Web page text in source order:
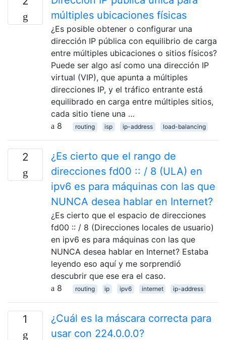
múltiples ubicaciones físicas
¿Es posible obtener o configurar una
dirección IP pública con equilibrio de carga
entre múltiples ubicaciones o sitios físicos?
Puede ser algo así como una dirección IP
virtual (VIP), que apunta a múltiples
direcciones IP, y el tráfico entrante está
equilibrado en carga entre múltiples sitios,
cada sitio tiene una …
8
routing isp ip-address load-balancing
2
¿Es cierto que el rango de
direcciones fd00 :: / 8 (ULA) en
ipv6 es para máquinas con las que
NUNCA desea hablar en Internet?
¿Es cierto que el espacio de direcciones
fd00 :: / 8 (Direcciones locales de usuario)
en ipv6 es para máquinas con las que
NUNCA desea hablar en Internet? Estaba
leyendo eso aquí y me sorprendió
descubrir que ese era el caso.
8
routing ip ipv6 internet ip-address
1
¿Cuál es la máscara correcta para
usar con 224.0.0.0?